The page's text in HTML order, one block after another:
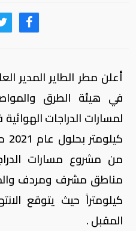
أعلن مطر الطاير المدير
في هيئة الطرق
من مشروع مسارات
كيلومتراً حيث يتوقع
المقبل .